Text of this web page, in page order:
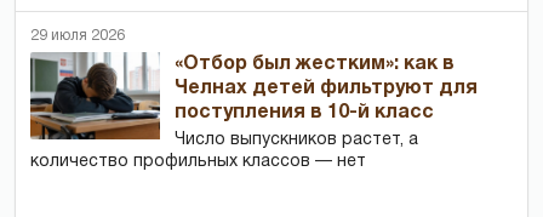
29 июля 2026
«Отбор был жестким»: как в
Челнах детей фильтруют для
поступления в 10-й класс
Число выпускников растет, а
количество профильных классов — нет